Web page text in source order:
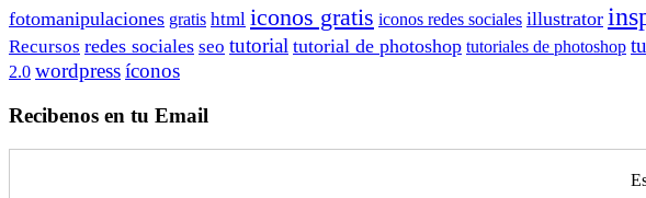
fotomanipulaciones gratis html iconos gratis iconos redes sociales illustrator
Recursos redes sociales seo tutorial tutorial de photoshop tutoriales de photoshop
2.0 wordpressíconos
Recibenos en tu Email